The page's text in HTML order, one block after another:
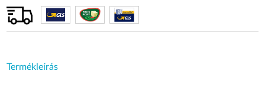
Termékleírás